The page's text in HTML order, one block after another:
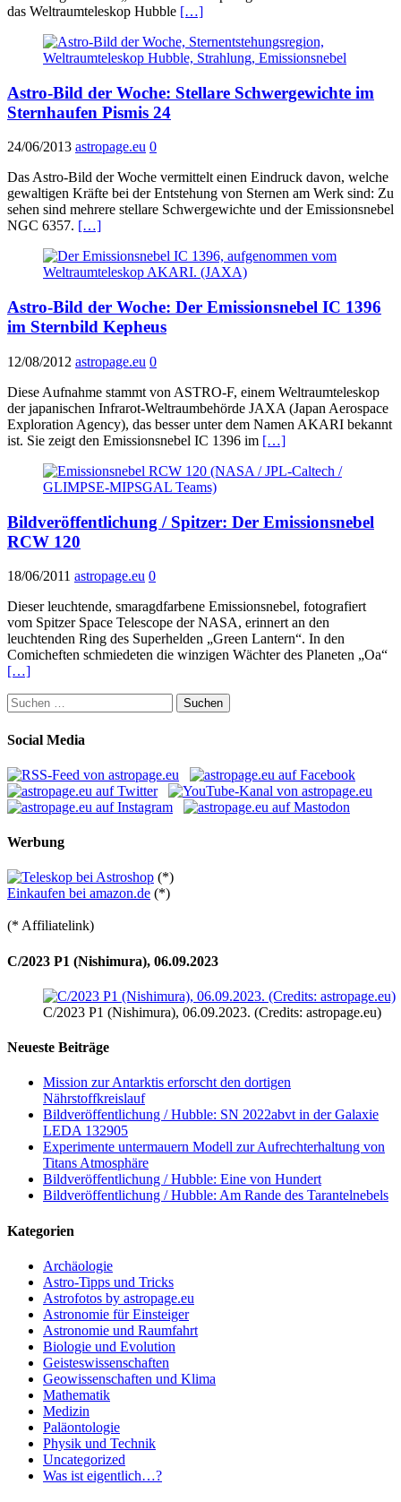
das Weltraumteleskop Hubble […]
Astro-Bild der Woche: Stellare Schwergewichte im
Sternhaufen Pismis 24
24/06/2013 astropage.eu 0
Das Astro-Bild der Woche vermittelt einen Eindruck davon, welche
gewaltigen Kräfte bei der Entstehung von Sternen am Werk sind: Zu
sehen sind mehrere stellare Schwergewichte und der Emissionsnebel
NGC 6357. […]
Astro-Bild der Woche: Der Emissionsnebel IC 1396
im Sternbild Kepheus
12/08/2012 astropage.eu 0
Diese Aufnahme stammt von ASTRO-F, einem Weltraumteleskop
der japanischen Infrarot-Weltraumbehörde JAXA (Japan Aerospace
Exploration Agency), das besser unter dem Namen AKARI bekannt
ist. Sie zeigt den Emissionsnebel IC 1396 im […]
Bildveröffentlichung / Spitzer: Der Emissionsnebel
RCW 120
18/06/2011 astropage.eu 0
Dieser leuchtende, smaragdfarbene Emissionsnebel, fotografiert
vom Spitzer Space Telescope der NASA, erinnert an den
leuchtenden Ring des Superhelden „Green Lantern“. In den
Comicheften schmiedeten die winzigen Wächter des Planeten „Oa“
[…]
Suchen
nach:
Social Media
Werbung
(*)
Einkaufen bei amazon.de (*)
(* Affiliatelink)
C/2023 P1 (Nishimura), 06.09.2023
C/2023 P1 (Nishimura), 06.09.2023. (Credits: astropage.eu)
Neueste Beiträge
Mission zur Antarktis erforscht den dortigen
Nährstoffkreislauf
Bildveröffentlichung / Hubble: SN 2022abvt in der Galaxie
LEDA 132905
Experimente untermauern Modell zur Aufrechterhaltung von
Titans Atmosphäre
Bildveröffentlichung / Hubble: Eine von Hundert
Bildveröffentlichung / Hubble: Am Rande des Tarantelnebels
Kategorien
Archäologie
Astro-Tipps und Tricks
Astrofotos by astropage.eu
Astronomie für Einsteiger
Astronomie und Raumfahrt
Biologie und Evolution
Geisteswissenschaften
Geowissenschaften und Klima
Mathematik
Medizin
Paläontologie
Physik und Technik
Uncategorized
Was ist eigentlich…?